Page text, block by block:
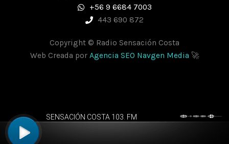
+56 9 6684 7003
443 690 872
Copyright © Radio Sensación Costa
Web Creada por Agencia SEO Navgen Media 🚀